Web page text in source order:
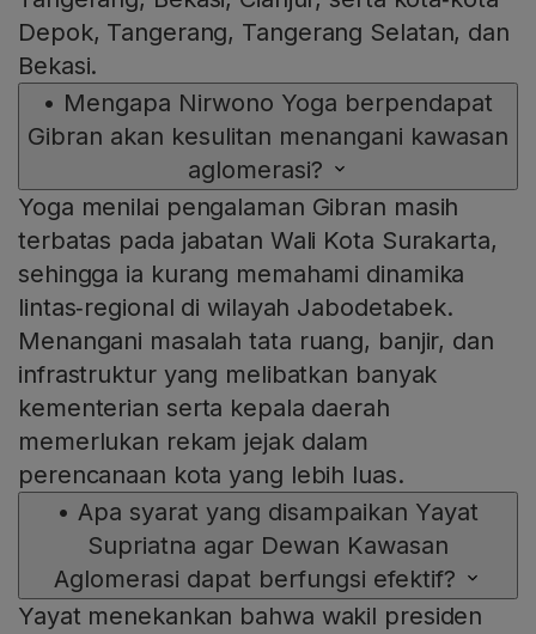
Depok, Tangerang, Tangerang Selatan, dan
Bekasi.
• Mengapa Nirwono Yoga berpendapat
Gibran akan kesulitan menangani kawasan
aglomerasi?
Yoga menilai pengalaman Gibran masih
terbatas pada jabatan Wali Kota Surakarta,
sehingga ia kurang memahami dinamika
lintas‑regional di wilayah Jabodetabek.
Menangani masalah tata ruang, banjir, dan
infrastruktur yang melibatkan banyak
kementerian serta kepala daerah
memerlukan rekam jejak dalam
perencanaan kota yang lebih luas.
• Apa syarat yang disampaikan Yayat
Supriatna agar Dewan Kawasan
Aglomerasi dapat berfungsi efektif?
Yayat menekankan bahwa wakil presiden